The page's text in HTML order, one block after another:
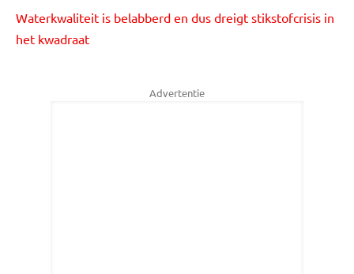
Waterkwaliteit is belabberd en dus dreigt stikstofcrisis in
het kwadraat
Advertentie